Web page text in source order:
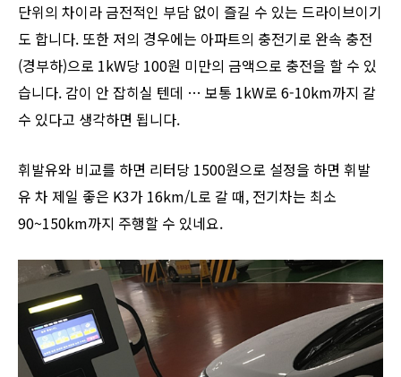
단위의 차이라 금전적인 부담 없이 즐길 수 있는 드라이브이기
도 합니다. 또한 저의 경우에는 아파트의 충전기로 완속 충전
(경부하)으로 1kW당 100원 미만의 금액으로 충전을 할 수 있
습니다. 감이 안 잡히실 텐데 … 보통 1kW로 6-10km까지 갈
수 있다고 생각하면 됩니다.
휘발유와 비교를 하면 리터당 1500원으로 설정을 하면 휘발
유 차 제일 좋은 K3가 16km/L로 갈 때, 전기차는 최소
90~150km까지 주행할 수 있네요.